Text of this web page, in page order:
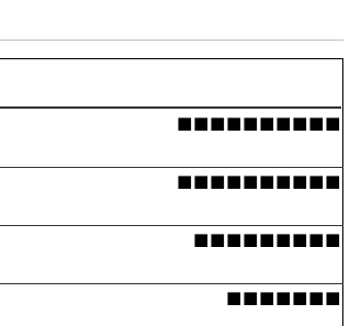
■■■■■■■■■■
■■■■■■■■■■
■■■■■■■■■
■■■■■■■